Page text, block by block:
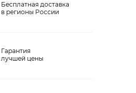
Бесплатная доставка
в регионы России
Гарантия
лучшей цены